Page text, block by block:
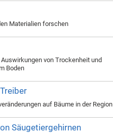
Materialien forschen
von Trockenheit und
Boden
auf Bäume in der Region
Säugetiergehirnen